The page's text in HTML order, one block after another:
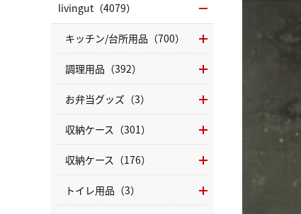
livingut（4079）
キッチン/台所用品（700）
調理用品（392）
お弁当グッズ（3）
収納ケース（301）
収納ケース（176）
トイレ用品（3）